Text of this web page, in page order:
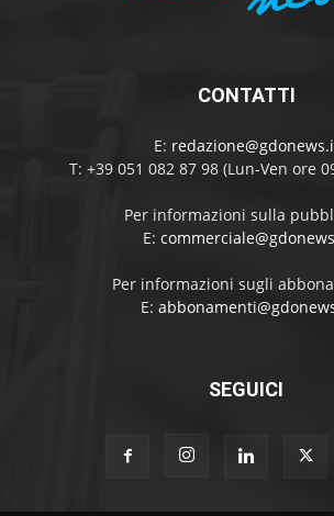
CONTATTI
E:
T: +39 051 082 87 98 (Lun-Ven ore
Per informazioni sulla
E:
Per informazioni sugli
E:
SEGUICI